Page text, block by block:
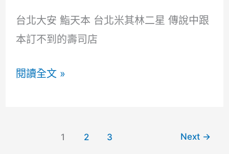
台北大安 鮨天本 台北米其林二星 傳說中跟
本訂不到的壽司店
台
閱讀全文 »
1 2 3 Next →